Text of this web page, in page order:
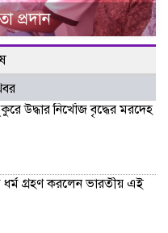
প্রদান
উদ্ধার নিখোঁজ বৃদ্ধের মরদেহ
গ্রহণ করলেন ভারতীয় এই